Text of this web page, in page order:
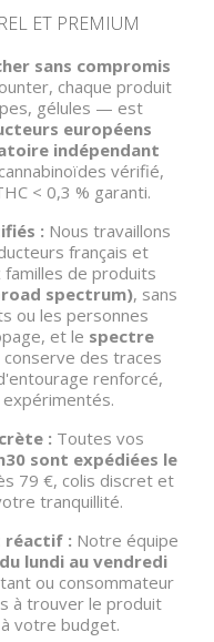
ET PREMIUM
sans compromis
chaque produit
gélules — est
européens
indépendant
vérifié,
< 0,3 % garanti.
: Nous travaillons
français et
de produits
spectrum), sans
ou les personnes
et le spectre
conserve des traces
renforcé,
: Toutes vos
sont expédiées le
79 €, colis discret et
tranquillité.
réactif : Notre équipe
du lundi au vendredi
ou consommateur
à trouver le produit
votre budget.